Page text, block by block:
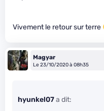
Vivement le retour sur terre
Magyar
Le 23/10/2020 à 08h35
hyunkel07a dit: